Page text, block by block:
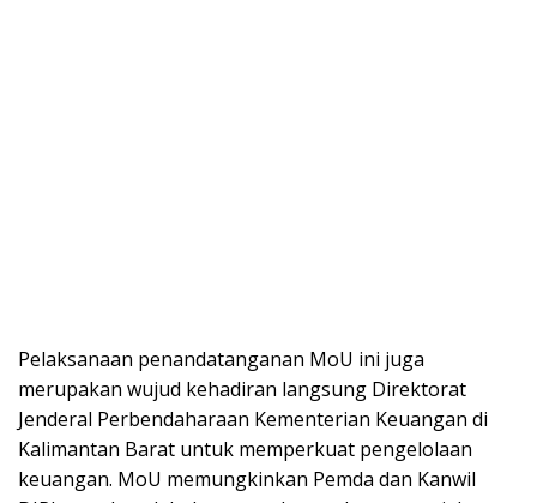
Pelaksanaan penandatanganan MoU ini juga
merupakan wujud kehadiran langsung Direktorat
Jenderal Perbendaharaan Kementerian Keuangan di
Kalimantan Barat untuk memperkuat pengelolaan
keuangan. MoU memungkinkan Pemda dan Kanwil